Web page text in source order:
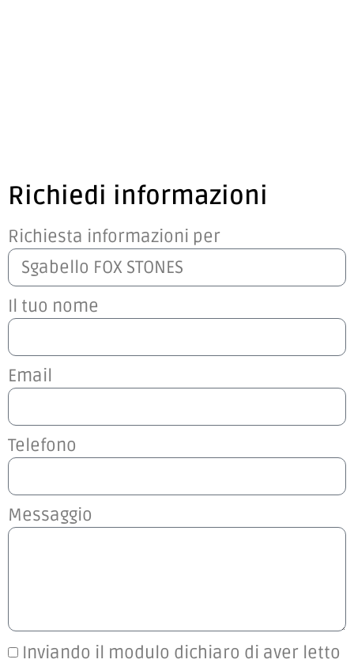
Richiedi informazioni
Richiesta informazioni per
Il tuo nome
Email
Telefono
Messaggio
Inviando il modulo dichiaro di aver letto